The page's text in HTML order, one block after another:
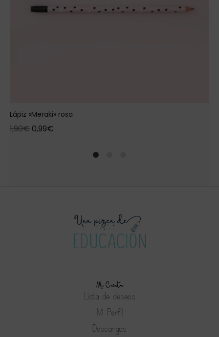
Lápiz «Meraki» rosa
1,90€ 0,99€
Mi Cuenta
Lista de deseos
Mi Perfil
Descargas